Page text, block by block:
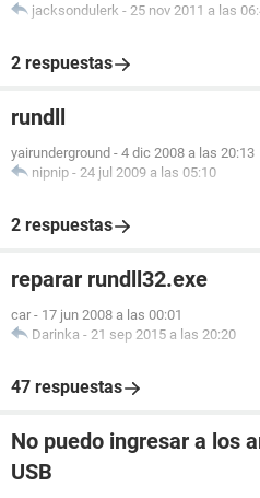
jacksondulerk - 25 nov 2011 a las
2 respuestas
rundll
yairunderground - 4 dic 2008 a las 20:13
nipnip - 24 jul 2009 a las 05:10
2 respuestas
reparar rundll32.exe
car - 17 jun 2008 a las 00:01
Darinka - 21 sep 2015 a las 20:20
47 respuestas
No puedo ingresar a los
USB